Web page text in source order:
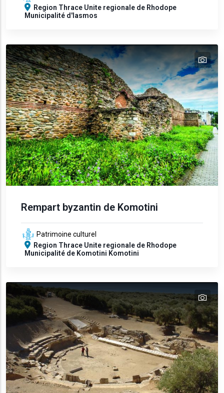
Region Thrace Unite regionale de Rhodope
Municipalité d'Iasmos
text
Rempart byzantin de Komotini
Patrimoine culturel
Region Thrace Unite regionale de Rhodope
Municipalité de Komotini Komotini
text
text
text
text